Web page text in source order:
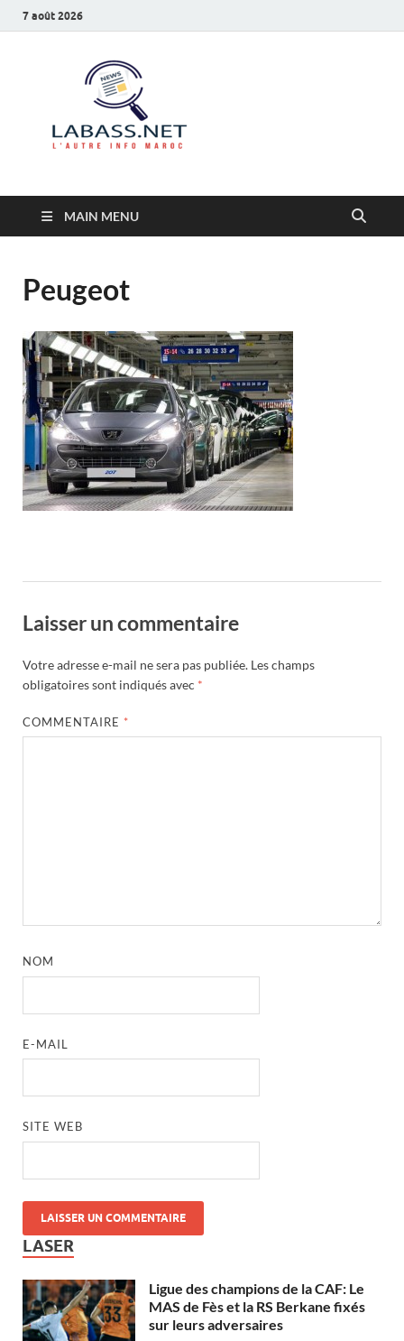
7 août 2026
MAIN MENU
Peugeot
Laisser un commentaire
Votre adresse e-mail ne sera pas publiée. Les champs
obligatoires sont indiqués avec *
COMMENTAIRE *
NOM
E-MAIL
SITE WEB
LASER
Ligue des champions de la CAF: Le
MAS de Fès et la RS Berkane fixés
sur leurs adversaires